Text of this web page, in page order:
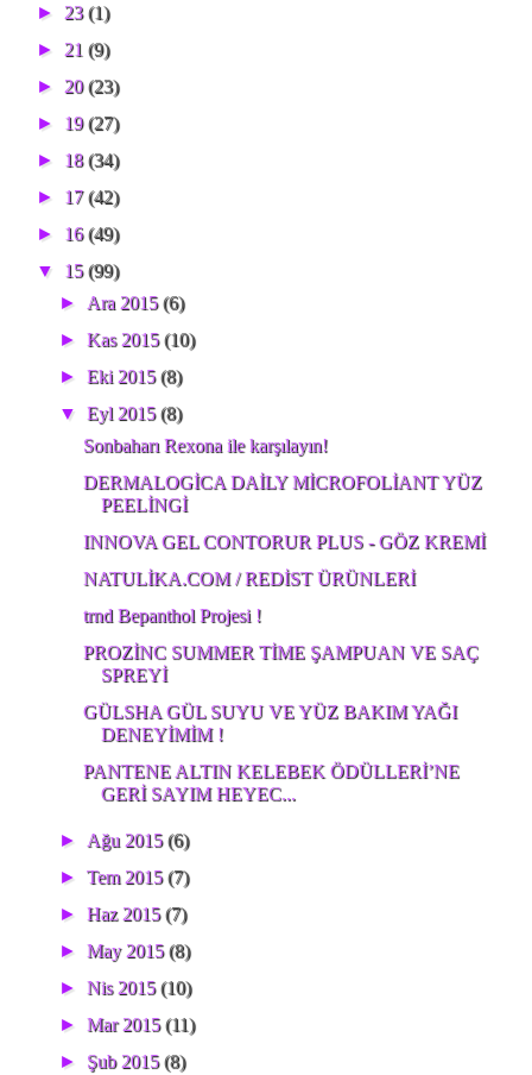
► 23(1)
► 21 (9)
► 20(23)
► 19(27)
► 18(34)
► 17(42)
► 16(49)
▼ 15(99)
► Ara 2015(6)
►Kas 2015(10)
►Eki 2015(8)
▼Eyl 2015(8)
Sonbaharı Rexona ile karşılayın!
DERMALOGİCA DAİLY MİCROFOLİANT YÜZ
PEELİNGİ
INNOVA GEL CONTORUR PLUS - GÖZ KREMİ
NATULİKA.COM / REDİST ÜRÜNLERİ
trnd Bepanthol Projesi !
PROZİNC SUMMER TİME ŞAMPUAN VE SAÇ
SPREYİ
GÜLSHA GÜL SUYU VE YÜZ BAKIM YAĞI
DENEYİMİM !
PANTENE ALTIN KELEBEK ÖDÜLLERİ’NE
GERİ SAYIM HEYEC...
► Ağu 2015(6)
►Tem 2015(7)
►Haz 2015(7)
►May 2015(8)
►Nis 2015(10)
►Mar 2015(11)
► Şub 2015(8)